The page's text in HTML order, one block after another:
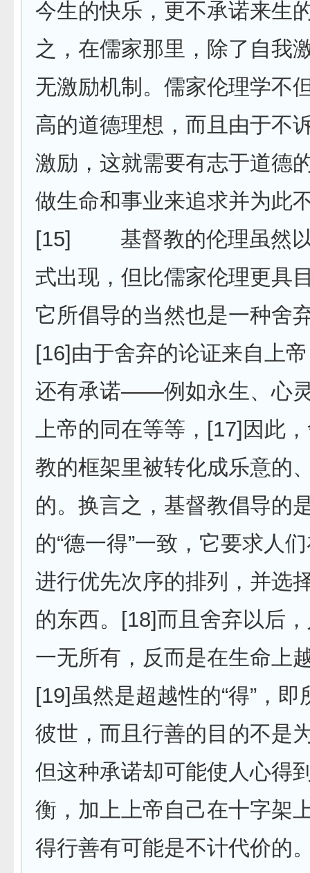
今生的快乐，更不承诺来生
之，在儒家那里，除了自我
无激励机制。儒家伦理学不
高的道德理想，而且由于不
激励，这就需要有志于道德
做生命和事业来追求并为此
[15] 基督教的伦理虽然以
式出现，但比儒家伦理更具
它所倡导的当然也是一种舍
[16]由于舍弃的论证来自上
还有承诺——例如永生、心
上帝的同在等等，[17]因此
教的框架里被转化成乐意的
的。换言之，基督教倡导的
的“德一得”一致，它要求人
进行优先次序的排列，并选
的东西。[18]而且舍弃以后
一无所有，反而是在生命上
[19]虽然是超越性的“得”，
彼世，而且行善的目的不是
但这种承诺却可能使人心得
衡，加上上帝自己在十字架
得行善有可能是不计代价的